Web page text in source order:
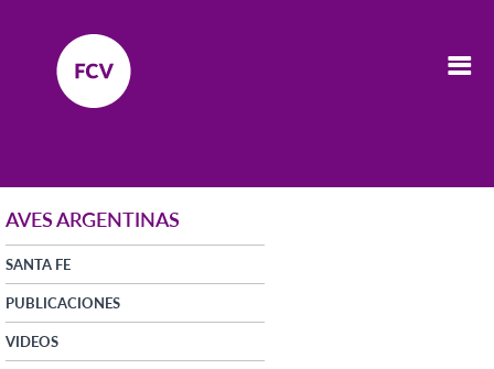
AVES ARGENTINAS
SANTA FE
PUBLICACIONES
VIDEOS